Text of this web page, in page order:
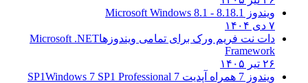
ویندوز 8.18.1 - Microsoft Windows 8.1
دات نت فریم ورک برای تمامی ویندوزهاMicrosoft .NET
Framework
ویندوز 7 همراه آپدیت 7 SP1
Windows 7 SP1 Professional